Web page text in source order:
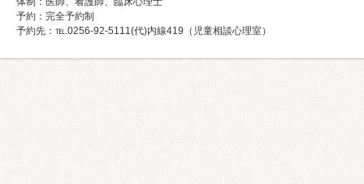
予約：完全予約制
予約先：℡.0256-92-5111(代)内線419（児童相談心理室）